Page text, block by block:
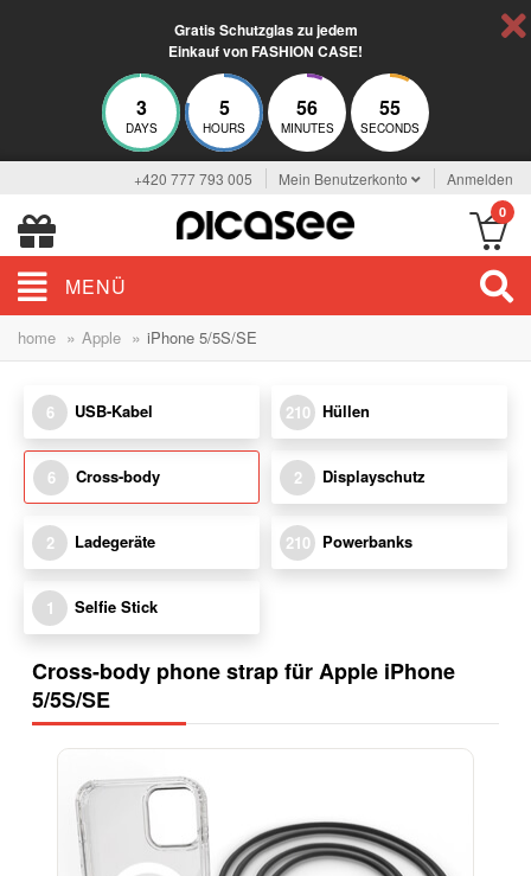
Gratis Schutzglas zu jedem
Einkauf von FASHION CASE!
3
DAYS
5
HOURS
56
MINUTES
54
SECONDS
+420 777 793 005 Mein Benutzerkonto Anmelden
0
MENÜ
home » Apple » iPhone 5/5S/SE
6 USB-Kabel 210 Hüllen
6 Cross-body 2 Displayschutz
2 Ladegeräte 210 Powerbanks
1 Selfie Stick
Cross-body phone strap für Apple iPhone
5/5S/SE